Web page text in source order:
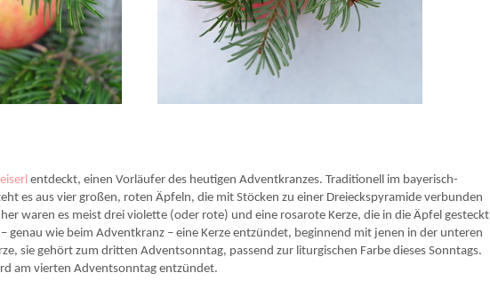
entdeckt, einen Vorläufer des heutigen Adventkranzes. Traditionell im bayerisch-
es aus vier großen, roten Äpfeln, die mit Stöcken zu einer Dreieckspyramide verbunden
waren es meist drei violette (oder rote) und eine rosarote Kerze, die in die Äpfel gesteckt
wie beim Adventkranz – eine Kerze entzündet, beginnend mit jenen in der unteren
sie gehört zum dritten Adventsonntag, passend zur liturgischen Farbe dieses Sonntags.
am vierten Adventsonntag entzündet.